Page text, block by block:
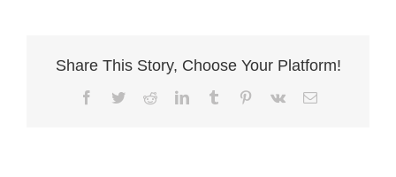
Share This Story, Choose Your Platform!
Facebook
TwitterRedditLinkedInTumblr Pinterest
Vk Email